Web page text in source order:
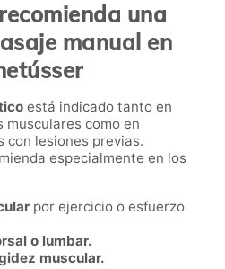
una
manual en
está indicado tanto en
musculares como en
lesiones previas.
especialmente en los
por ejercicio o esfuerzo
o lumbar.
muscular.